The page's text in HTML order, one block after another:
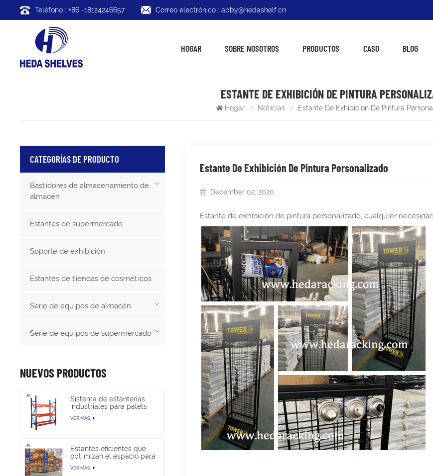
Teléfono : +86 -18124246657 Correo electrónico : abby@hedashelf.cn
HOGAR SOBRE NOSOTROS PRODUCTOS CASO BLOG
ESTANTE DE EXHIBICIÓN DE PINTURA
Hogar / Noticias / Estante De Exhibición De Pintura
Estante De Exhibición De Pintura Personalizado
December 02, 2020
Estante de exhibición de pintura personalizado, cualquier
CATEGORÍAS DE PRODUCTO
Bastidores de almacenamiento de
almacén
Estantes de supermercado
Soporte de exhibición
Estantes de tiendas de cosméticos
Serie de equipos de almacén
Serie de equipos de supermercado
NUEVOS PRODUCTOS
Sistema de estanterías
industriales para palets
de alta resistencia para
almacenamiento en
VER MÁS
Estantes eficientes que
optimizan el espacio para
trabajos pesados en
almacenes
VER MÁS